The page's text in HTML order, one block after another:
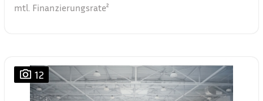
mtl. Finanzierungsrate²
12